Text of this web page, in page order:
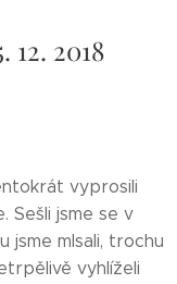
2018
vyprosili
Sešli jsme se v
jsme mlsali, trochu
vyhlíželi